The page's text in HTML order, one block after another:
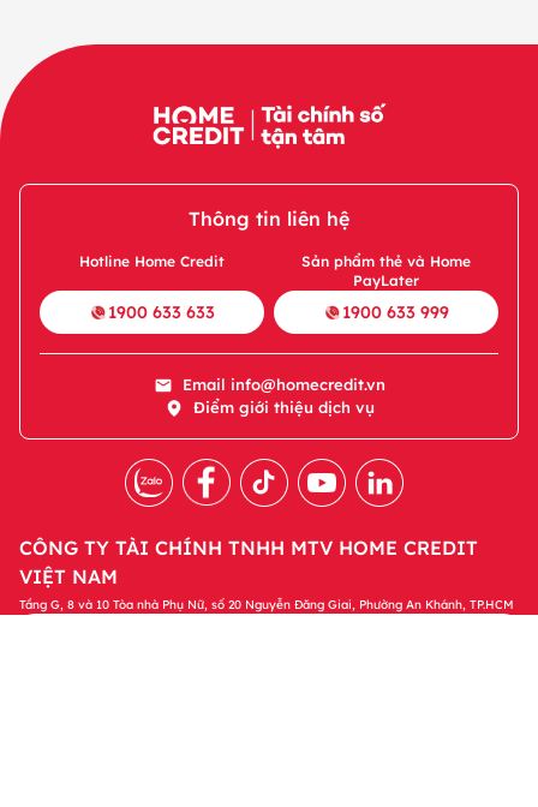
Thông tin liên hệ
Hotline Home Credit
1900 633 633
Sản phẩm thẻ và Home
PayLater
1900 633 999
Email info@homecredit.vn
Điểm giới thiệu dịch vụ
CÔNG TY TÀI CHÍNH TNHH MTV HOME CREDIT
VIỆT NAM
Tầng G, 8 và 10 Tòa nhà Phụ Nữ, số 20 Nguyễn Đăng Giai, Phường An Khánh, TP.HCM